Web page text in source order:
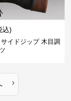
込)
イドジップ 木目調
›